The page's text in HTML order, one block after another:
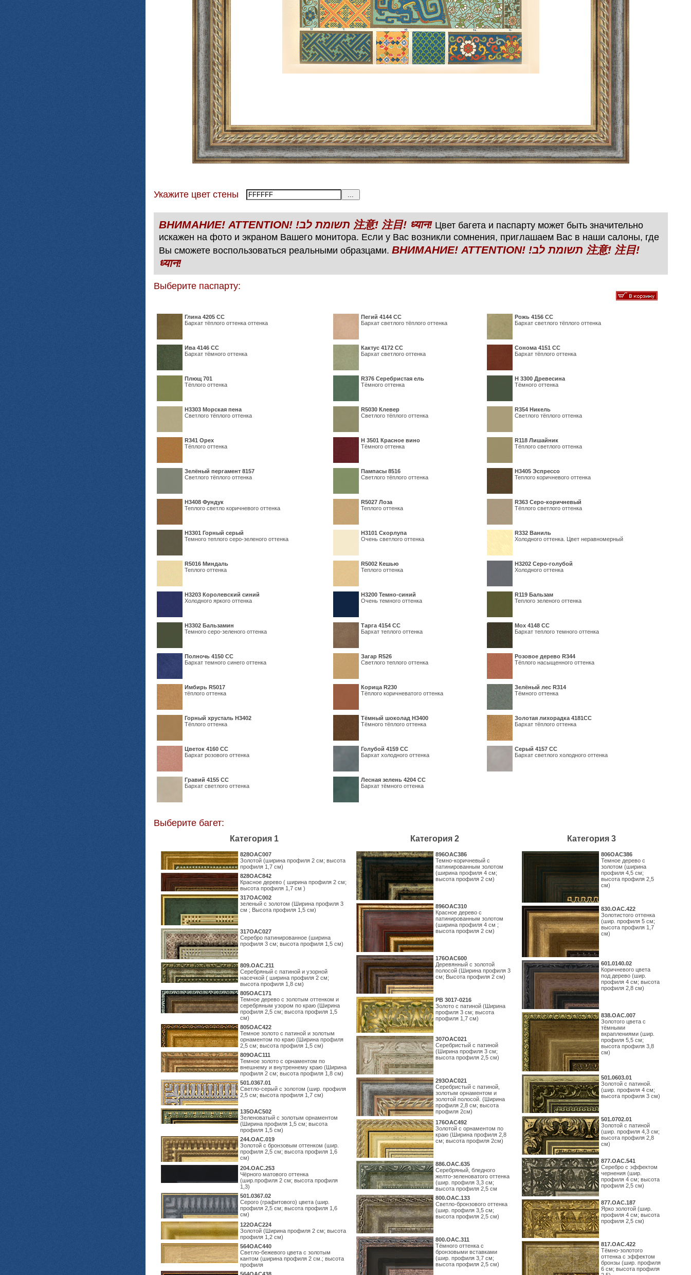
Укажите цвет стены
ВНИМАНИЕ! ATTENTION! !תשומת לב 注意! 注目! ध्यान! Цвет багета и паспарту может быть значительно
искажен на фото и экраном Вашего монитора. Если у Вас возникли сомнения, приглашаем Вас в наши салоны, где
Вы сможете воспользоваться реальными образцами. ВНИМАНИЕ! ATTENTION! !תשומת לב 注意! 注目!
ध्यान!
Выберите паспарту:
Глина 4205 СС
Бархат тёплого оттенка оттенка
Пегий 4144 СС
Бархат светлого тёплого оттенка
Рожь 4156 СС
Бархат светлого тёплого оттенка
Ива 4146 СС
Бархат тёмного оттенка
Кактус 4172 СС
Бархат светлого оттенка
Сонома 4151 СС
Бархат тёплого оттенка
Плющ 701
Тёплого оттенка
R376 Серебристая ель
Тёмного оттенка
H 3300 Древесина
Тёмного оттенка
H3303 Морская пена
Светлого тёплого оттенка
R5030 Клевер
Светлого тёплого оттенка
R354 Никель
Светлого тёплого оттенка
R341 Орех
Тёплого оттенка
Н 3501 Красное вино
Тёмного оттенка
R118 Лишайник
Тёплого светлого оттенка
Зелёный пергамент 8157
Светлого тёплого оттенка
Пампасы 8516
Светлого тёплого оттенка
Н3405 Эспрессо
Теплого коричневого оттенка
Н3408 Фундук
Теплого светло коричневого оттенка
R5027 Лоза
Теплого оттенка
R363 Серо-коричневый
Тёплого светлого оттенка
Н3301 Горный серый
Темного теплого серо-зеленого оттенка
Н3101 Скорлупа
Очень светлого оттенка
R332 Ваниль
Холодного оттенка. Цвет неравномерный
R5016 Миндаль
Теплого оттенка
R5002 Кешью
Теплого оттенка
Н3202 Серо-голубой
Холодного оттенка
Н3203 Королевский синий
Холодного яркого оттенка
Н3200 Темно-синий
Очень темного оттенка
R119 Бальзам
Теплого зеленого оттенка
Н3302 Бальзамин
Темного серо-зеленого оттенка
Тарга 4154 СС
Бархат теплого оттенка
Мох 4148 СС
Бархат теплого темного оттенка
Полночь 4150 СС
Бархат темного синего оттенка
Загар R526
Светлого теплого оттенка
Розовое дерево R344
Тёплого насыщенного оттенка
Имбирь R5017
тёплого оттенка
Корица R230
Тёплого коричневатого оттенка
Зелёный лес R314
Тёмного оттенка
Горный хрусталь H3402
Тёплого оттенка
Тёмный шоколад H3400
Тёмного тёплого оттенка
Золотая лихорадка 4181СС
Бархат тёплого оттенка
Цветок 4160 СС
Бархат розового оттенка
Голубой 4159 СС
Бархат холодного оттенка
Серый 4157 СС
Бархат светлого холодного оттенка
Гравий 4155 СС
Бархат светлого оттенка
Лесная зелень 4204 СС
Бархат тёмного оттенка
Выберите багет:
Категория 1 Категория 2 Категория 3
828OAC007
Золотой (ширина профиля 2 см; высота
профиля 1,7 см)
828OAC842
Красное дерево ( ширина профиля 2 см;
высота профиля 1,7 см )
317OAC002
зеленый с золотом (Ширина профиля 3
см ; Высота профиля 1,5 см)
317OAC027
Серебро патинированное (ширина
профиля 3 см; высота профиля 1,5 см)
809.ОАС.211
Серебряный с патиной и узорной
насечкой ( ширина профиля 2 см;
высота профиля 1,8 см)
805OAC171
Темное дерево с золотым оттенком и
серебряным узором по краю (Ширина
профиля 2,5 см; высота профиля 1,5
см)
805OAC422
Темное золото с патиной и золотым
орнаментом по краю (Ширина профиля
2,5 см; высота профиля 1,5 см)
809OAC111
Темное золото с орнаментом по
внешнему и внутреннему краю (Ширина
профиля 2 см; высота профиля 1,8 см)
501.0367.01
Светло-серый с золотом (шир. профиля
2,5 см; высота профиля 1,7 см)
135OAC502
Зеленоватый с золотым орнаментом
(Ширина профиля 1,5 см; высота
профиля 1,5 см)
244.ОАС.019
Золотой с бронзовым оттенком (шир.
профиля 2,5 см; высота профиля 1,6
см)
204.OAC.253
Чёрного матового оттенка
(шир.профиля 2 см; высота профиля
1,3)
501.0367.02
Серого (графитового) цвета (шир.
профиля 2,5 см; высота профиля 1,6
см)
122OAC224
Золотой (Ширина профиля 2 см; высота
профиля 1,2 см)
564ОАС440
Светло-бежевого цвета с золотым
кантом (ширина профиля 2 см.; высота
профиля
896OAC386
Темно-коричневый с
патинированным золотом
(ширина профиля 4 см;
высота профиля 2 см)
896OAC310
Красное дерево с
патинированным золотом
(ширина профиля 4 см ;
высота профиля 2 см)
176OAC600
Деревянный с золотой
полосой (Ширина профиля 3
см; Высота профиля 2 см)
PB 3017-0216
Золото с патиной (Ширина
профиля 3 см; высота
профиля 1,7 см)
307OAC021
Серебристый с патиной
(Ширина профиля 3 см;
высота профиля 2,5 см)
293OAC021
Серебристый с патиной,
золотым орнаментом и
золотой полосой. (Ширина
профиля 2,8 см; высота
профиля 2см)
176OAC492
Золотой с орнаментом по
краю (Ширина профиля 2,8
см; высота профиля 2см)
886.ОАС.635
Серебряный, бледного
желто-зеленоватого оттенка
(шир. профиля 3,3 см;
высота профиля 2,5 см
800.ОАС.133
Светло-бронзового оттенка
(шир. профиля 3,5 см;
высота профиля 2,5 см)
800.ОАС.311
Тёмного оттенка с
бронзовыми вставками
(шир. профиля 3,7 см;
высота профиля 2,5 см)
806OAC386
Темное дерево с
золотом (ширина
профиля 4,5 см;
высота профиля 2,5
см)
830.ОАС.422
Золотистого оттенка
(шир. профиля 5 см;
высота профиля 1,7
см)
601.0140.02
Коричневого цвета
под дерево (шир.
профиля 4 см; высота
профиля 2,8 см)
838.ОАС.007
Золотого цвета с
тёмными
вкраплениями (шир.
профиля 5,5 см;
высота профиля 3,8
см)
501.0603.01
Золотой с патиной.
(шир. профиля 4 см;
высота профиля 3 см)
501.0702.01
Золотой с патиной
(шир. профиля 4,3 см;
высота профиля 2,8
см)
877.ОАС.541
Серебро с эффектом
чернения (шир.
профиля 4 см; высота
профиля 2,5 см)
877.ОАС.187
Ярко золотой (шир.
профиля 4 см; высота
профиля 2,5 см)
817.ОАС.422
Тёмно-золотого
оттенка с эффектом
бронзы (шир. профиля
6 см; высота профиля